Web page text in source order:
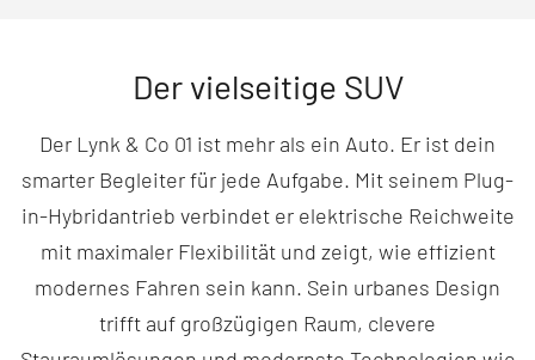
Der vielseitige SUV
Der Lynk & Co 01 ist mehr als ein Auto. Er ist dein
smarter Begleiter für jede Aufgabe. Mit seinem Plug-
in-Hybridantrieb verbindet er elektrische Reichweite
mit maximaler Flexibilität und zeigt, wie effizient
modernes Fahren sein kann. Sein urbanes Design
trifft auf großzügigen Raum, clevere